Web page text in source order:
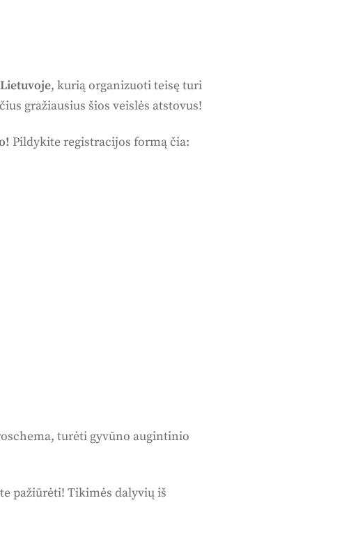
, kurią organizuoti teisę turi
gražiausius šios veislės atstovus!
Pildykite registracijos formą čia:
turėti gyvūno augintinio
pažiūrėti! Tikimės dalyvių iš